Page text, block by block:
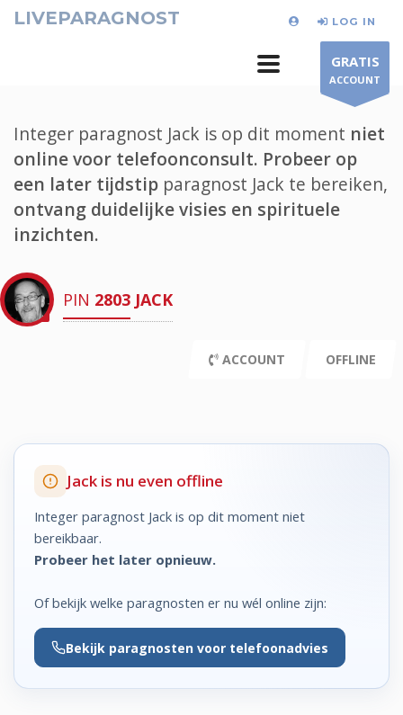
LIVEPARAGNOST LOG IN
GRATIS
ACCOUNT
Integer paragnost Jack is op dit moment niet
online voor telefoonconsult. Probeer op
een later tijdstip paragnost Jack te bereiken,
ontvang duidelijke visies en spirituele
inzichten.
PIN 2803 JACK
ACCOUNT OFFLINE
Jack is nu even offline
Integer paragnost Jack is op dit moment niet
bereikbaar.
Probeer het later opnieuw.
Of bekijk welke paragnosten er nu wél online zijn:
Bekijk paragnosten voor telefoonadvies